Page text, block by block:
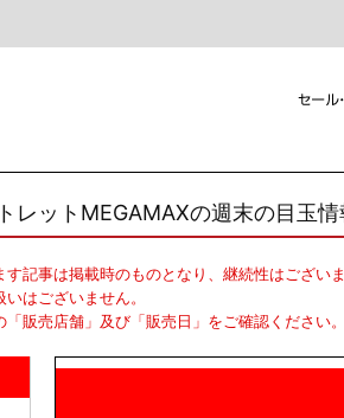
レットMEGAMAXの週末の目玉情
記事は掲載時のものとなり、継続性はござい
はございません。
販売店舗」及び「販売日」をご確認ください。